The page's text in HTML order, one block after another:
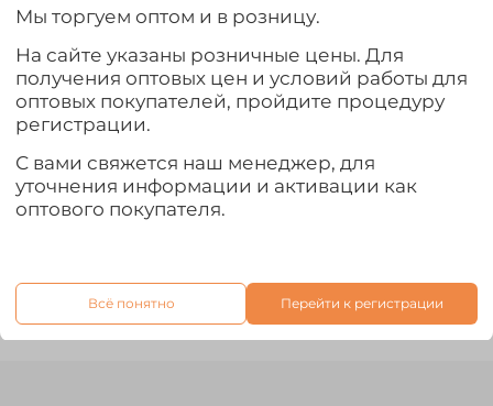
Описание
Мормышка Гвоздик+Тарелка+Риски оптом продается
упаковками, в одной упаковке 15 штук. Цена мормышки
указана за 1 штуку. Для оформления оптового заказа
вам нужно будет положить в корзину 15 позиций. В
розницу можно приобрести ЛЮБОЕ доступное
количество штук.
Отзывы
Мы торгуем оптом и в розницу.
На сайте указаны розничные цены. Для
получения оптовых цен и условий работы для
оптовых покупателей, пройдите процедуру
регистрации.
С вами свяжется наш менеджер, для
уточнения информации и активации как
оптового покупателя.
Всё понятно Перейти к регистрации